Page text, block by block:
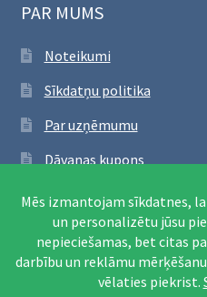
PAR MUMS
Noteikumi
Sīkdatņu politika
Par uzņēmumu
Dāvanas kupons
SEKO FACEBOOK
Apmeklēt Facebook lapu